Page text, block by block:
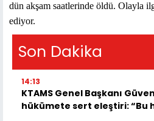
dün akşam saatlerinde öldü. Olayla
ediyor.
Son Dakika
14:13
KTAMS Genel Başkanı
hükümete sert eleştiri: “Bu